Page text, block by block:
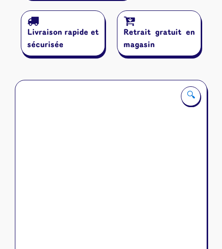
🔍
:
Edition
Anniversaire
Livraison rapide et
sécurisée
Retrait gratuit en
magasin